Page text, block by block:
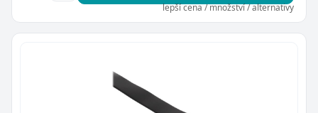
lepší cena / množství / alternativy